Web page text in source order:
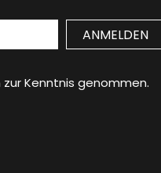
Kenntnis genommen.